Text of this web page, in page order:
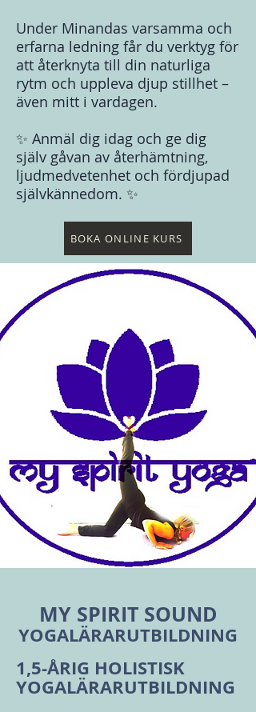
Under Minandas varsamma och
erfarna ledning får du verktyg för
att återknyta till din naturliga
rytm och uppleva djup stillhet –
även mitt i vardagen.
✨ Anmäl dig idag och ge dig
själv gåvan av återhämtning,
ljudmedvetenhet och fördjupad
självkännedom. ✨
BOKA ONLINE KURS
MY SPIRIT SOUND
YOGALÄRARUTBILDNING
1,5-ÅRIG HOLISTISK
YOGALÄRARUTBILDNING